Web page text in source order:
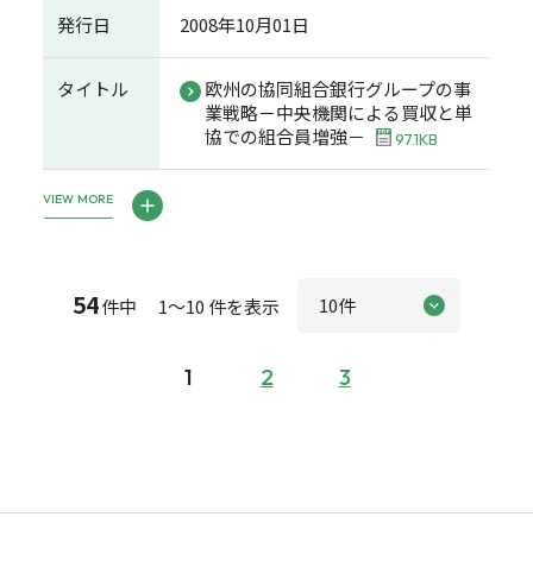
発行日 2008年10月01日
タイトル
欧州の協同組合銀行グループの事
業戦略－中央機関による買収と単
協での組合員増強－
97.1KB
VIEW MORE
54件中 1～10 件を表示
1 2 3